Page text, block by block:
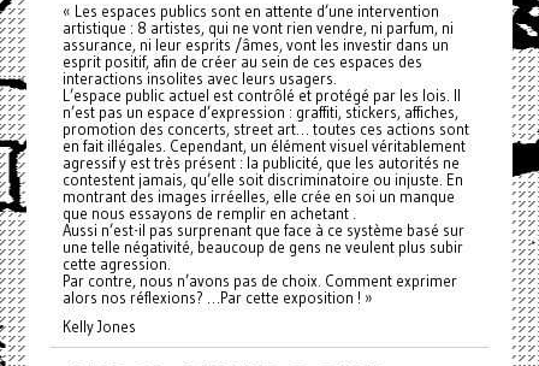
« Les espaces publics sont en attente d’une intervention
artistique : 8 artistes, qui ne vont rien vendre, ni parfum, ni
assurance, ni leur esprits /âmes, vont les investir dans un
esprit positif, afin de créer au sein de ces espaces des
interactions insolites avec leurs usagers.
L’espace public actuel est contrôlé et protégé par les lois. Il
n’est pas un espace d’expression : graffiti, stickers, affiches,
promotion des concerts, street art… toutes ces actions sont
en fait illégales. Cependant, un élément visuel véritablement
agressif y est très présent : la publicité, que les autorités ne
contestent jamais, qu’elle soit discriminatoire ou injuste. En
montrant des images irréelles, elle crée en soi un manque
que nous essayons de remplir en achetant .
Aussi n’est-il pas surprenant que face à ce système basé sur
une telle négativité, beaucoup de gens ne veulent plus subir
cette agression.
Par contre, nous n’avons pas de choix. Comment exprimer
alors nos réflexions? …Par cette exposition ! »
Kelly Jones